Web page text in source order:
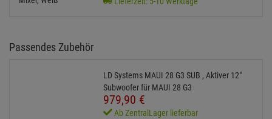
Passendes Zubehör
LD Systems MAUI 28 G3 SUB , Aktiver 12"
Subwoofer für MAUI 28 G3
979,90 €
Ab ZentralLager lieferbar